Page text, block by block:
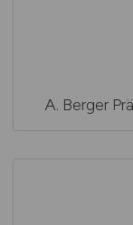
A. Berger